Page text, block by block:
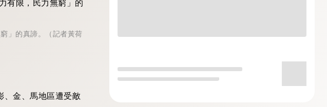
」的真諦。（記者黃荷
、金、馬地區遭受敵